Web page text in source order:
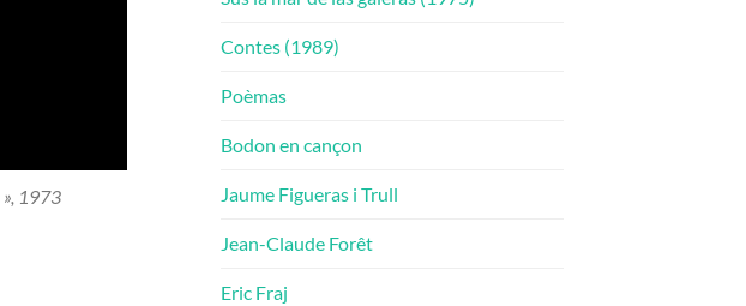
», 1973
Contes (1989)
Poèmas
Bodon en cançon
Jaume Figueras i Trull
Jean-Claude Forêt
Eric Fraj